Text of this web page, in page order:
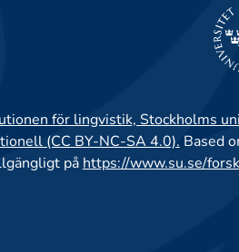
för lingvistik, Stockholms
(CC BY-NC-SA 4.0). Based
på https://www.su.se/